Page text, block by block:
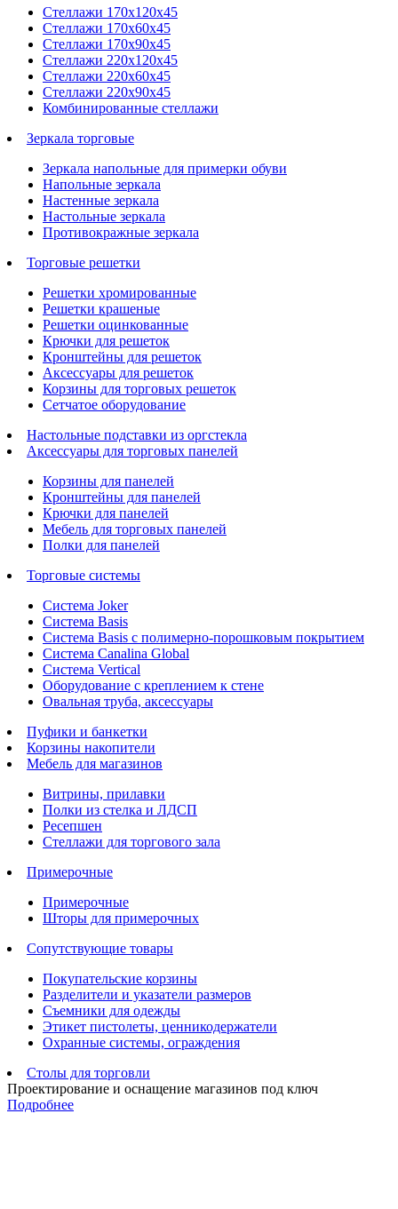
Стеллажи 170х120х45
Стеллажи 170х60х45
Стеллажи 170х90х45
Стеллажи 220х120х45
Стеллажи 220х60х45
Стеллажи 220х90х45
Комбинированные стеллажи
Зеркала торговые
Зеркала напольные для примерки обуви
Напольные зеркала
Настенные зеркала
Настольные зеркала
Противокражные зеркала
Торговые решетки
Решетки хромированные
Решетки крашеные
Решетки оцинкованные
Крючки для решеток
Кронштейны для решеток
Аксессуары для решеток
Корзины для торговых решеток
Сетчатое оборудование
Настольные подставки из оргстекла
Аксессуары для торговых панелей
Корзины для панелей
Кронштейны для панелей
Крючки для панелей
Мебель для торговых панелей
Полки для панелей
Торговые системы
Система Joker
Система Basis
Система Basis с полимерно-порошковым покрытием
Система Canalina Global
Система Vertical
Оборудование с креплением к стене
Овальная труба, аксессуары
Пуфики и банкетки
Корзины накопители
Мебель для магазинов
Витрины, прилавки
Полки из стелка и ЛДСП
Ресепшен
Стеллажи для торгового зала
Примерочные
Примерочные
Шторы для примерочных
Сопутствующие товары
Покупательские корзины
Разделители и указатели размеров
Съемники для одежды
Этикет пистолеты, ценникодержатели
Охранные системы, ограждения
Столы для торговли
Проектирование и оснащение магазинов под ключ
Подробнее